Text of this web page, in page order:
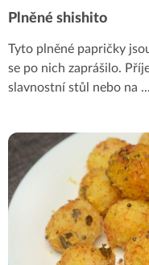
Plněné shishito
Tyto plněné papričky
se po nich zaprášilo.
slavnostní stůl nebo na ...